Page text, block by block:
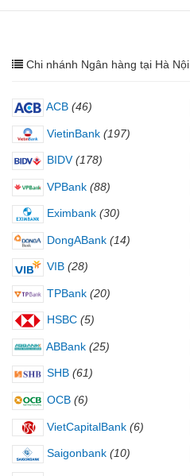
Chi nhánh Ngân hàng tại Hà Nội
ACB (46)
VietinBank (197)
BIDV (178)
VPBank (88)
Eximbank (30)
DongABank (14)
VIB (28)
TPBank (20)
HSBC (5)
ABBank (25)
SHB (61)
OCB (6)
VietCapitalBank (6)
Saigonbank (10)